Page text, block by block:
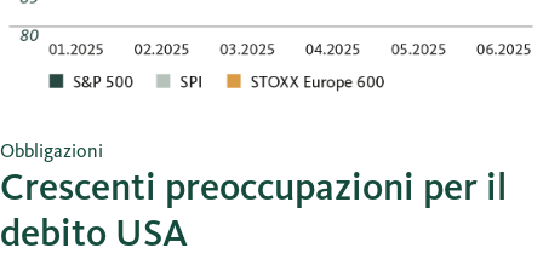
Obbligazioni
Crescenti preoccupazioni per il
debito USA